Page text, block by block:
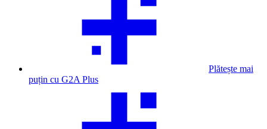
Plătește mai
puțin cu G2A Plus